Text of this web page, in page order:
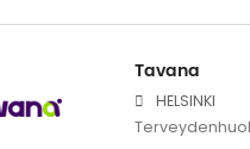
Tavana
HELSINKI